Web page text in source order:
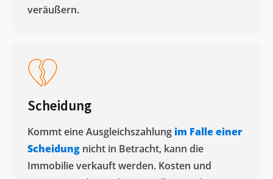
veräußern. ​
Scheidung
Kommt eine Ausgleichszahlung im Falle einer
Scheidung nicht in Betracht, kann die
Immobilie verkauft werden. Kosten und